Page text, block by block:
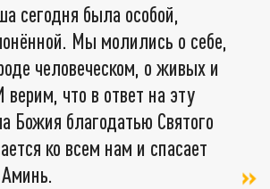
сегодня была особой,
Мы молились о себе,
человеческом, о живых и
что в ответ на эту
Божия благодатью Святого
ко всем нам и спасает